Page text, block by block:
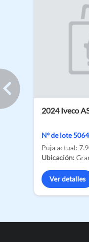
2024 Iveco
Nº de lote
Puja actual:
Ubicación:
Ver detalles